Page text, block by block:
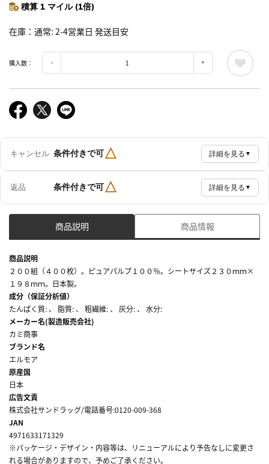
積算 1 マイル (1倍)
在庫 通常: 2-4営業日 発送目安
購入数：
キャンセル 条件付きで可△ 詳細を見る ▼
返品 条件付きで可△ 詳細を見る ▼
商品説明 商品情報
商品説明
２００組（４００枚）。ピュアパルプ１００％。シートサイズ２３０ｍｍ×
１９８ｍｍ。日本製。
成分（保証分析値）
たんぱく質: 、 脂質: 、 粗繊維: 、 灰分: 、 水分:
メーカー名(製造販売会社)
カミ商事
ブランド名
エルモア
原産国
日本
広告文責
株式会社サンドラッグ/電話番号:0120-009-368
JAN
4971633171329
※パッケージ・デザイン・内容等は、リニューアルにより予告なしに変更さ
れる場合がありますので、予めご了承ください。